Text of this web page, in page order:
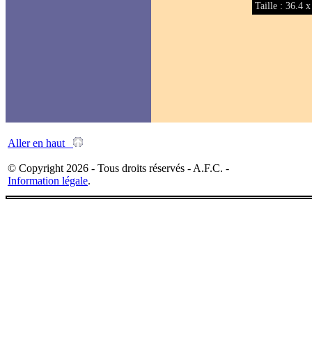
Taille : 36.4
Aller en haut
© Copyright 2026 - Tous droits réservés - A.F.C. -
Information légale.